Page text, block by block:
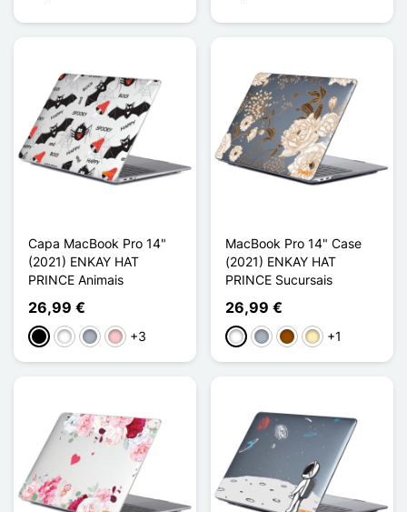
Capa MacBook Pro 14"
(2021) ENKAY HAT
PRINCE Animais
26,99 €
PretoBrancoCinzento
Rosa+3
MacBook Pro 14" Case
(2021) ENKAY HAT
PRINCE Sucursais
26,99 €
BrancoCinzentoCastanho
Ouro+1